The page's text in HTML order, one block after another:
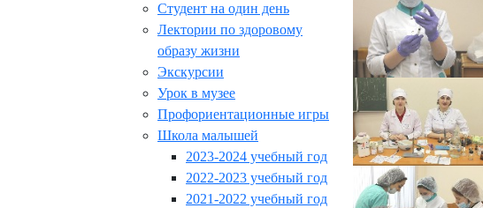
Студент на один день
Лектории по здоровому
образу жизни
Экскурсии
Урок в музее
Профориентационные игры
Школа малышей
2023-2024 учебный год
2022-2023 учебный год
2021-2022 учебный год